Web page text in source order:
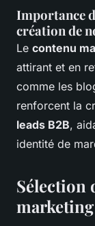
Importance
création de
Le contenu
attirant et en
comme les
renforcent la
leads B2B,
identité de
Sélection